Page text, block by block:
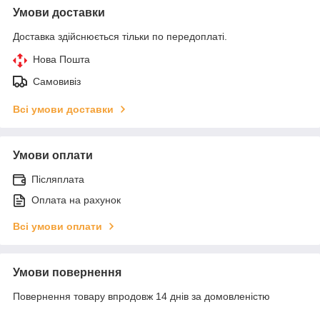
Умови доставки
Доставка здійснюється тільки по передоплаті.
Нова Пошта
Самовивіз
Всі умови доставки
Умови оплати
Післяплата
Оплата на рахунок
Всі умови оплати
Умови повернення
Повернення товару впродовж 14 днів за домовленістю